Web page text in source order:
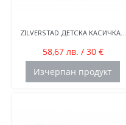
ZILVERSTAD ДЕТСКА КАСИЧКА...
58,67 лв. / 30 €
Изчерпан продукт